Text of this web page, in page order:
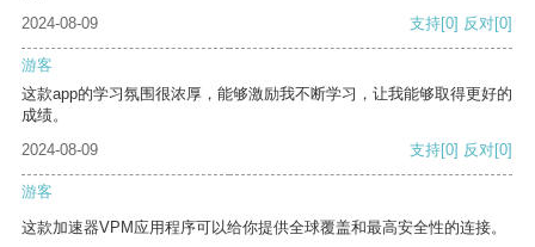
2024-08-09
支持[0] 反对[0]
游客
这款app的学习氛围很浓厚，能够激励我不断学习，让我能够取得更好的
成绩。
2024-08-09
支持[0] 反对[0]
游客
这款加速器VPM应用程序可以给你提供全球覆盖和最高安全性的连接。